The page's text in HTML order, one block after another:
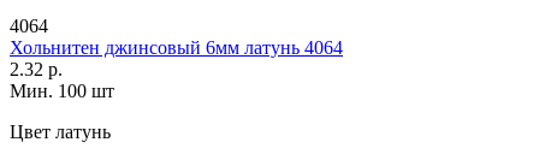
4064
Хольнитен джинсовый 6мм латунь 4064
2.32 р.
Мин. 100 шт
Цвет латунь